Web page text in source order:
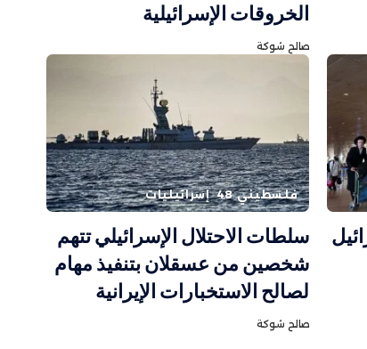
الخروقات الإسرائيلية
صالح شوكة
فلسطيني 48 إسرائيليات
سلطات الاحتلال الإسرائيلي تتهم
شخصين من عسقلان بتنفيذ مهام
لصالح الاستخبارات الإيرانية
صالح شوكة